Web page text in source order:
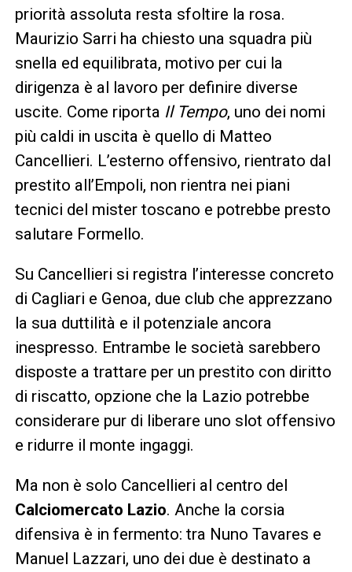
priorità assoluta resta sfoltire la rosa.
Maurizio Sarri ha chiesto una squadra più
snella ed equilibrata, motivo per cui la
dirigenza è al lavoro per definire diverse
uscite. Come riporta Il Tempo, uno dei nomi
più caldi in uscita è quello di Matteo
Cancellieri. L’esterno offensivo, rientrato dal
prestito all’Empoli, non rientra nei piani
tecnici del mister toscano e potrebbe presto
salutare Formello.
Su Cancellieri si registra l’interesse concreto
di Cagliari e Genoa, due club che apprezzano
la sua duttilità e il potenziale ancora
inespresso. Entrambe le società sarebbero
disposte a trattare per un prestito con diritto
di riscatto, opzione che la Lazio potrebbe
considerare pur di liberare uno slot offensivo
e ridurre il monte ingaggi.
Ma non è solo Cancellieri al centro del
Calciomercato Lazio. Anche la corsia
difensiva è in fermento: tra Nuno Tavares e
Manuel Lazzari, uno dei due è destinato a